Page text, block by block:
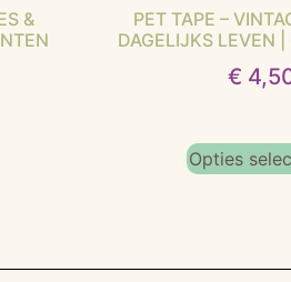
&
PET TAPE –
DAGELIJKS LEVEN
€
Opties